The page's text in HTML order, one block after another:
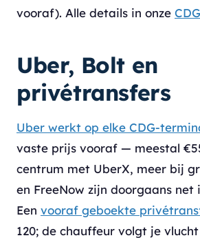
vooraf). Alle details in onze
Uber, Bolt en
privétransfers
Uber werkt op elke CDG-
vaste prijs vooraf — meestal
centrum met UberX, meer bij
en FreeNow zijn doorgaans net
Een vooraf geboekte
120; de chauffeur volgt je